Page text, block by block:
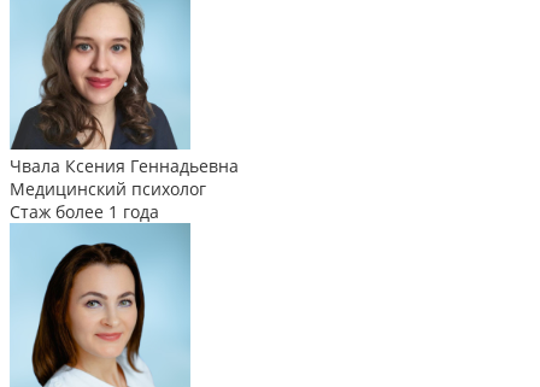
Чвала Ксения Геннадьевна
Медицинский психолог
Стаж более 1 года